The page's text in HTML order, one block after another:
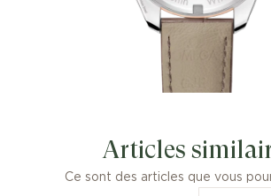
Articles
Ce sont des articles que vous